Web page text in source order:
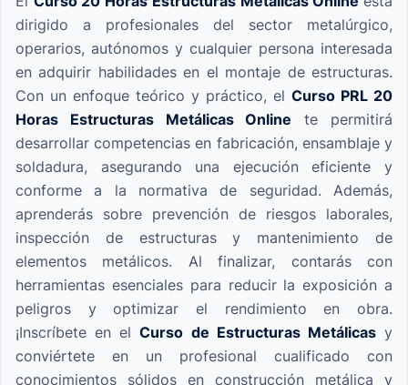
dirigido a profesionales del sector metalúrgico,
operarios, autónomos y cualquier persona interesada
en adquirir habilidades en el montaje de estructuras.
Con un enfoque teórico y práctico, el Curso PRL 20
Horas Estructuras Metálicas Online te permitirá
desarrollar competencias en fabricación, ensamblaje y
soldadura, asegurando una ejecución eficiente y
conforme a la normativa de seguridad. Además,
aprenderás sobre prevención de riesgos laborales,
inspección de estructuras y mantenimiento de
elementos metálicos. Al finalizar, contarás con
herramientas esenciales para reducir la exposición a
peligros y optimizar el rendimiento en obra.
¡Inscríbete en elCurso de Estructuras Metálicasy
conviértete en un profesional cualificado con
conocimientos sólidos en construcción metálica y